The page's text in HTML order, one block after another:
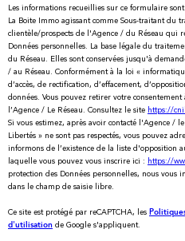
Les informations recueillies sur ce formulaire
La Boite Immo agissant comme Sous-traitant du
clientèle/prospects de l'Agence / du Réseau qui
Données personnelles. La base légale du
du Réseau. Elles sont conservées jusqu'à
/ au Réseau. Conformément à la loi «
d’accès, de rectification, d’effacement,
données. Vous pouvez retirer votre
l’Agence / Le Réseau. Consultez le site https://
Si vous estimez, après avoir contacté l'Agence /
Libertés » ne sont pas respectés, vous pouvez
informons de l’existence de la liste d'opposition
laquelle vous pouvez vous inscrire ici : https://
protection des Données personnelles, nous vous
dans le champ de saisie libre.
Ce site est protégé par reCAPTCHA, les
d'utilisation de Google s'appliquent.